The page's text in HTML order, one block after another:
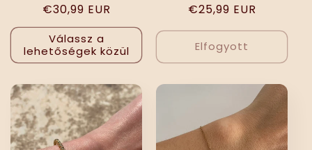
Normál
ár
€30,99 EUR
Válassz a
lehetőségek közül
Normál
€25,99 EUR
Elfogyott